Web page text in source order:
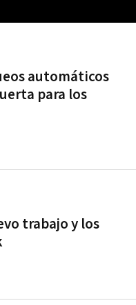
automáticos
para los
trabajo y los